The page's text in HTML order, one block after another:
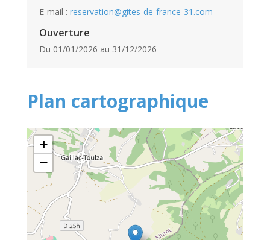
E-mail : reservation@gites-de-france-31.com
Ouverture
Du 01/01/2026 au 31/12/2026
Plan cartographique
+
−